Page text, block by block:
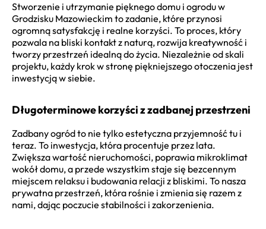
Stworzenie i utrzymanie pięknego domu i ogrodu w
Grodzisku Mazowieckim to zadanie, które przynosi
ogromną satysfakcję i realne korzyści. To proces, który
pozwala na bliski kontakt z naturą, rozwija kreatywność i
tworzy przestrzeń idealną do życia. Niezależnie od skali
projektu, każdy krok w stronę piękniejszego otoczenia jest
inwestycją w siebie.
Długoterminowe korzyści z zadbanej przestrzeni
Zadbany ogród to nie tylko estetyczna przyjemność tu i
teraz. To inwestycja, która procentuje przez lata.
Zwiększa wartość nieruchomości, poprawia mikroklimat
wokół domu, a przede wszystkim staje się bezcennym
miejscem relaksu i budowania relacji z bliskimi. To nasza
prywatna przestrzeń, która rośnie i zmienia się razem z
nami, dając poczucie stabilności i zakorzenienia.